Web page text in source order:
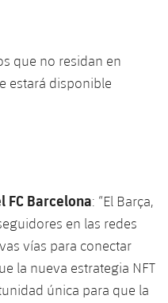
que no residan en
estará disponible
FC Barcelona: “El Barça,
en las redes
vías para conectar
la nueva estrategia NFT
única para que la